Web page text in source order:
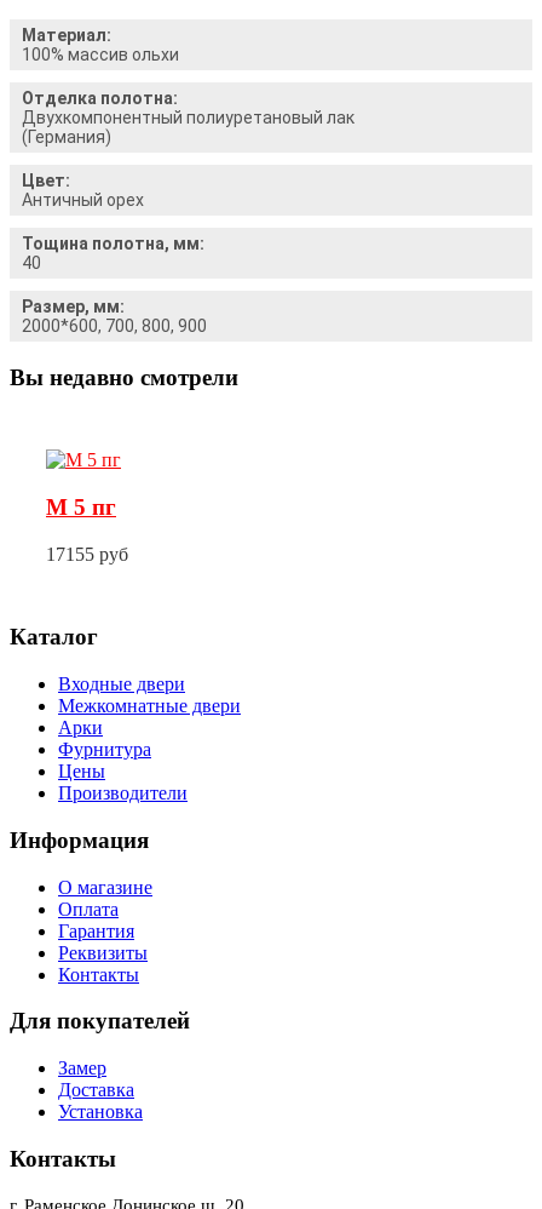
Материал:
100% массив ольхи
Отделка полотна:
Двухкомпонентный полиуретановый лак
(Германия)
Цвет:
Античный орех
Тощина полотна, мм:
40
Размер, мм:
2000*600, 700, 800, 900
Вы недавно смотрели
М 5 пг
17155 руб
Каталог
Входные двери
Межкомнатные двери
Арки
Фурнитура
Цены
Производители
Информация
О магазине
Оплата
Гарантия
Реквизиты
Контакты
Для покупателей
Замер
Доставка
Установка
Контакты